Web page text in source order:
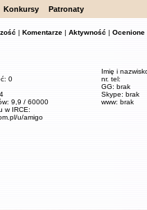
Konkursy Patronaty
| Komentarze | Aktywność | Ocenione
0
9,9 / 60000
w IRCE:
u/amigo
Imię i
nr. tel:
GG: brak
Skype: brak
www: brak